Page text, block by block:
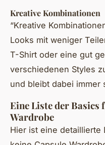
Kreative Kombinationen
“Kreative
Looks mit weniger
T-Shirt oder eine gut
verschiedenen Styles
und bleibt dabei immer
Eine Liste der Basics
Wardrobe
Hier ist eine detaillierte